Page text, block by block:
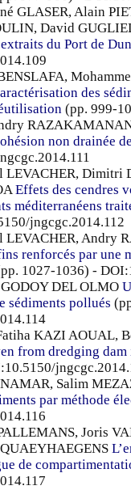
GLASER, Alain
David
du Port de
des
(pp. 999-
non drainée
Dimitri
Effets des cendres
méditerranéens
jngcgc.2014.112
LEVACHER, Andry
renforcés par une
1027-1036) -
DEL OLMO
sédiments pollués
KAZI AOUAL,
from dredging
Salim
par méthode
Joris
de